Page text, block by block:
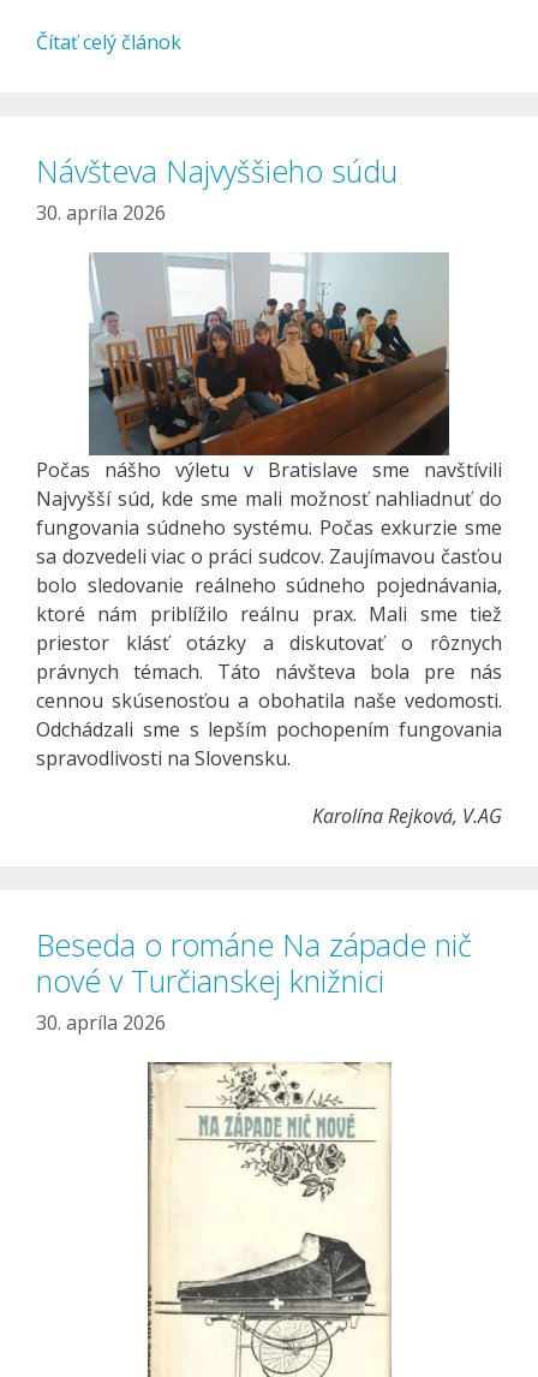
Čítať celý článok
Návšteva Najvyššieho súdu
30. apríla 2026
Počas nášho výletu v Bratislave sme navštívili
Najvyšší súd, kde sme mali možnosť nahliadnuť do
fungovania súdneho systému. Počas exkurzie sme
sa dozvedeli viac o práci sudcov. Zaujímavou časťou
bolo sledovanie reálneho súdneho pojednávania,
ktoré nám priblížilo reálnu prax. Mali sme tiež
priestor klásť otázky a diskutovať o rôznych
právnych témach. Táto návšteva bola pre nás
cennou skúsenosťou a obohatila naše vedomosti.
Odchádzali sme s lepším pochopením fungovania
spravodlivosti na Slovensku.
Karolína Rejková, V.AG
Beseda o románe Na západe nič
nové v Turčianskej knižnici
30. apríla 2026